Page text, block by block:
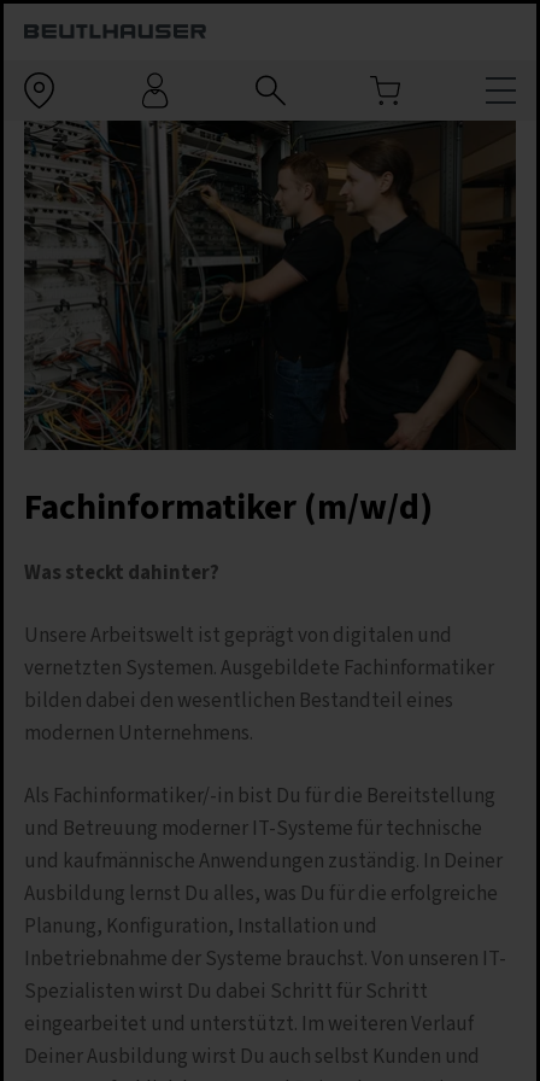
Fachinformatiker (m/w/d)
Was steckt dahinter?
Unsere Arbeitswelt ist geprägt von digitalen und
vernetzten Systemen. Ausgebildete Fachinformatiker
bilden dabei den wesentlichen Bestandteil eines
modernen Unternehmens.
Als Fachinformatiker/-in bist Du für die Bereitstellung
und Betreuung moderner IT-Systeme für technische
und kaufmännische Anwendungen zuständig. In Deiner
Ausbildung lernst Du alles, was Du für die erfolgreiche
Planung, Konfiguration, Installation und
Inbetriebnahme der Systeme brauchst. Von unseren IT-
Spezialisten wirst Du dabei Schritt für Schritt
eingearbeitet und unterstützt. Im weiteren Verlauf
Deiner Ausbildung wirst Du auch selbst Kunden und